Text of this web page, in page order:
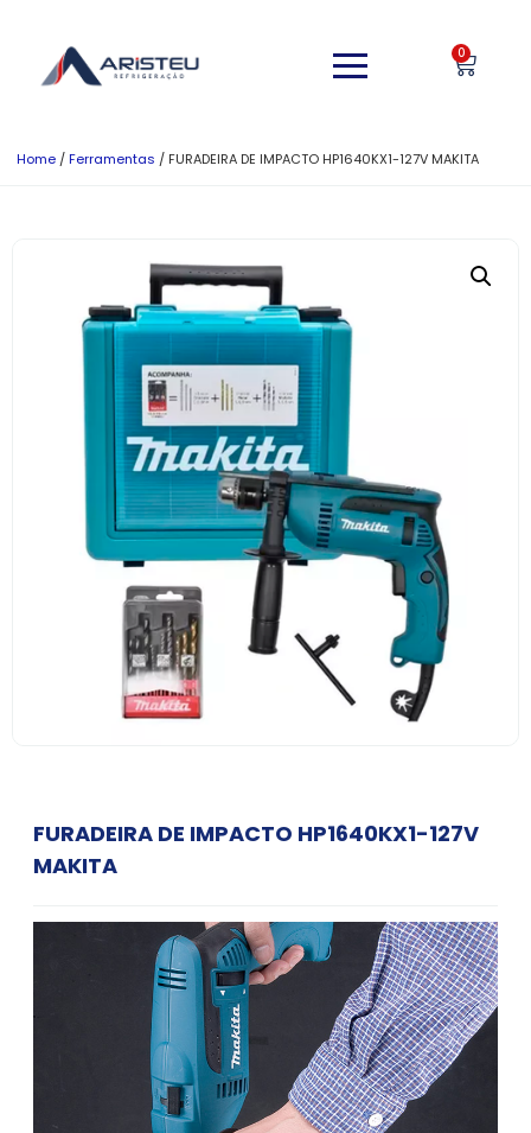
0
Home /Ferramentas / FURADEIRA DE IMPACTO HP1640KX1-127V MAKITA
FURADEIRA DE IMPACTO HP1640KX1-127V
MAKITA